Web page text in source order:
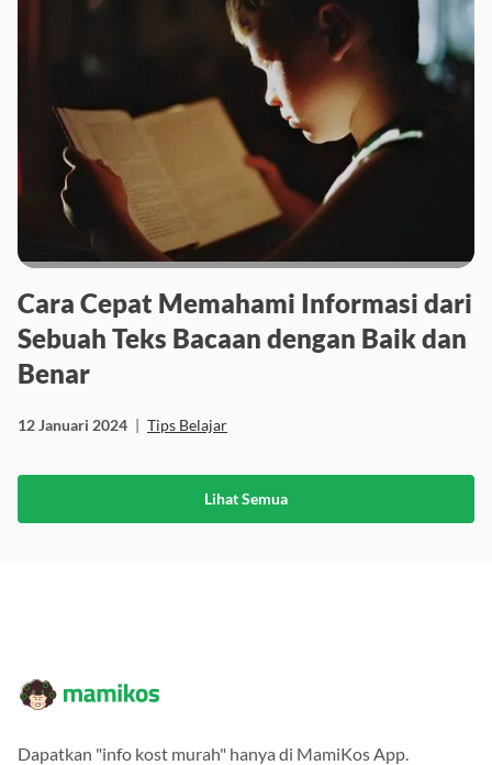
Cara Cepat Memahami Informasi dari
Sebuah Teks Bacaan dengan Baik dan
Benar
12 Januari 2024 | Tips Belajar
Lihat Semua
Dapatkan "info kost murah" hanya di MamiKos App.